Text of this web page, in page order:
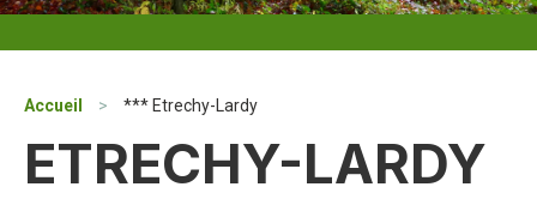
Accueil > *** Etrechy-Lardy
ETRECHY-LARDY